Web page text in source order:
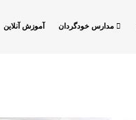
مدارس خودگردان آموزش آنلاین